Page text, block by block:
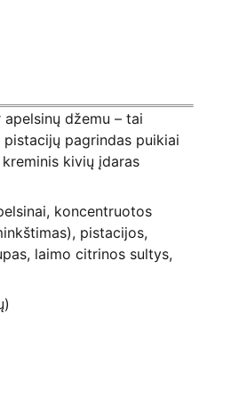
džemu – tai
pagrindas puikiai
kivių įdaras
koncentruotos
pistacijos,
laimo citrinos sultys,